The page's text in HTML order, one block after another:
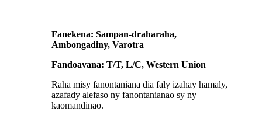
Fanekena: Sampan-draharaha,
Ambongadiny, Varotra
Fandoavana: T/T, L/C, Western Union
Raha misy fanontaniana dia faly izahay hamaly,
azafady alefaso ny fanontanianao sy ny
kaomandinao.